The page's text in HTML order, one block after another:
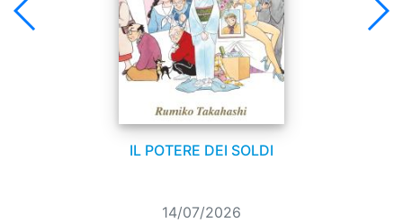
IL POTERE DEI SOLDI
14/07/2026